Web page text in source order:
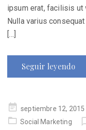
ipsum erat, facilisis ut
Nulla varius
[…]
Seguir leyendo
Publicado
en
septiembre 12, 2015
Social Marketing